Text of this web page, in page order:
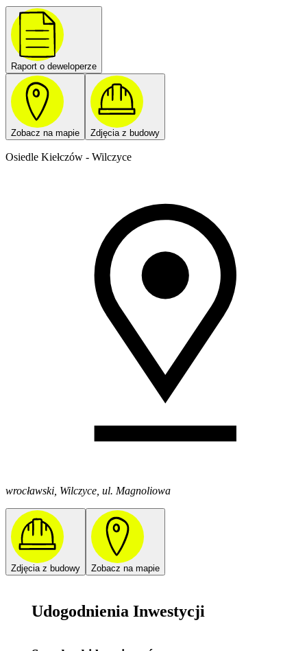
Raport o deweloperze
Zobacz na mapie Zdjęcia z budowy
Osiedle Kiełczów - Wilczyce
wrocławski, Wilczyce, ul. Magnoliowa
Zdjęcia z budowy Zobacz na mapie
Udogodnienia Inwestycji